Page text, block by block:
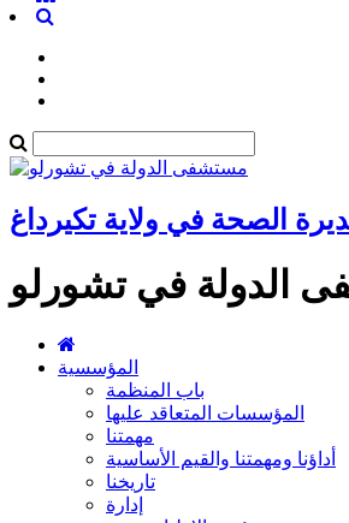
الصحة في ولاية تكيرداغ
الدولة في تشورلو
المؤسسية
باب المنظمة
المؤسسات المتعاقد عليها
مهمتنا
أداؤنا ومهمتنا والقيم الأساسية
تاريخنا
إدارة